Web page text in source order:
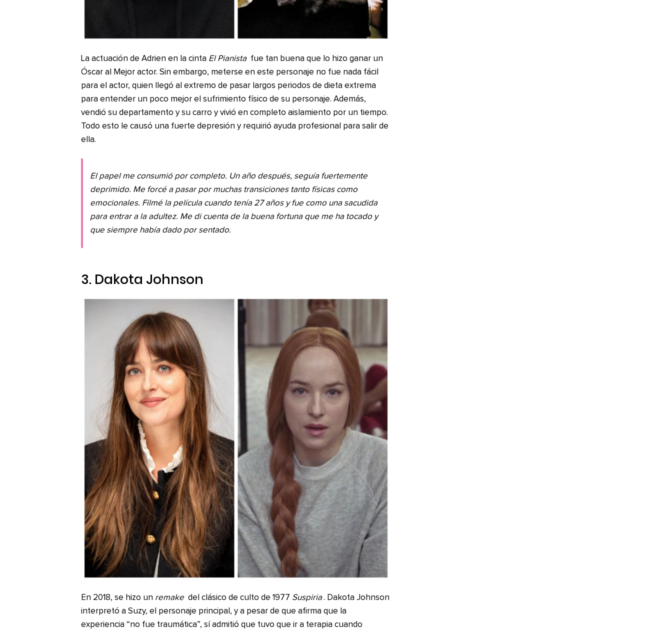
La actuación de Adrien en la cinta El Pianista fue tan buena que lo hizo ganar un
Óscar al Mejor actor. Sin embargo, meterse en este personaje no fue nada fácil
para el actor, quien llegó al extremo de pasar largos periodos de dieta extrema
para entender un poco mejor el sufrimiento físico de su personaje. Además,
vendió su departamento y su carro y vivió en completo aislamiento por un tiempo.
Todo esto le causó una fuerte depresión y requirió ayuda profesional para salir de
ella.
El papel me consumió por completo. Un año después, seguía fuertemente
deprimido. Me forcé a pasar por muchas transiciones tanto físicas como
emocionales. Filmé la película cuando tenía 27 años y fue como una sacudida
para entrar a la adultez. Me di cuenta de la buena fortuna que me ha tocado y
que siempre había dado por sentado.
3. Dakota Johnson
En 2018, se hizo un remake del clásico de culto de 1977 Suspiria . Dakota Johnson
interpretó a Suzy, el personaje principal, y a pesar de que afirma que la
experiencia “no fue traumática”, sí admitió que tuvo que ir a terapia cuando